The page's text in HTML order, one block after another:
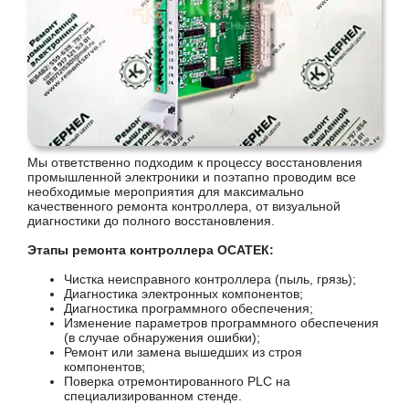
Мы ответственно подходим к процессу восстановления
промышленной электроники и поэтапно проводим все
необходимые мероприятия для максимально
качественного ремонта контроллера, от визуальной
диагностики до полного восстановления.
Этапы ремонта контроллера ОСАТЕК:
Чистка неисправного контроллера (пыль, грязь);
Диагностика электронных компонентов;
Диагностика программного обеспечения;
Изменение параметров программного обеспечения
(в случае обнаружения ошибки);
Ремонт или замена вышедших из строя
компонентов;
Поверка отремонтированного PLC на
специализированном стенде.